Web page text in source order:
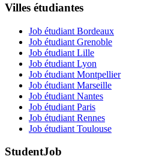
Villes étudiantes
Job étudiant Bordeaux
Job étudiant Grenoble
Job étudiant Lille
Job étudiant Lyon
Job étudiant Montpellier
Job étudiant Marseille
Job étudiant Nantes
Job étudiant Paris
Job étudiant Rennes
Job étudiant Toulouse
StudentJob